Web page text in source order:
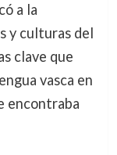
a la
y culturas del
clave que
vasca en
encontraba